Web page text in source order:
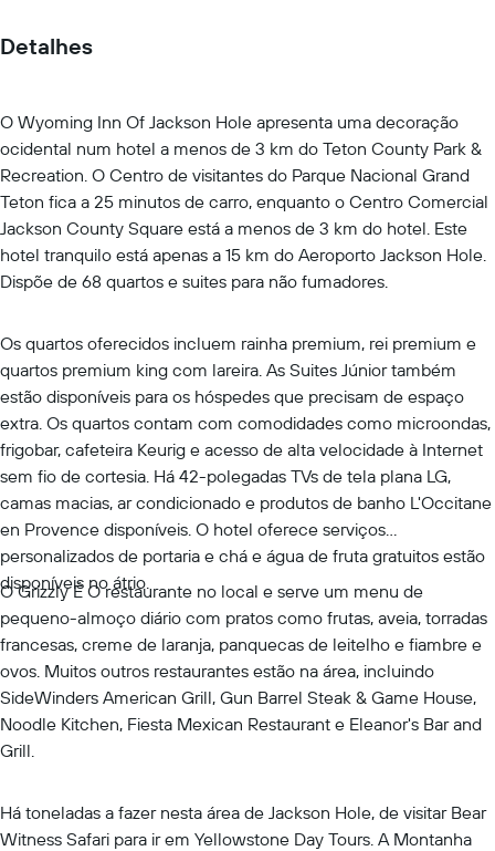
Detalhes
O Wyoming Inn Of Jackson Hole apresenta uma decoração
ocidental num hotel a menos de 3 km do Teton County Park &
Recreation. O Centro de visitantes do Parque Nacional Grand
Teton fica a 25 minutos de carro, enquanto o Centro Comercial
Jackson County Square está a menos de 3 km do hotel. Este
hotel tranquilo está apenas a 15 km do Aeroporto Jackson Hole.
Dispõe de 68 quartos e suites para não fumadores.
Os quartos oferecidos incluem rainha premium, rei premium e
quartos premium king com lareira. As Suites Júnior também
estão disponíveis para os hóspedes que precisam de espaço
extra. Os quartos contam com comodidades como microondas,
frigobar, cafeteira Keurig e acesso de alta velocidade à Internet
sem fio de cortesia. Há 42-polegadas TVs de tela plana LG,
camas macias, ar condicionado e produtos de banho L'Occitane
en Provence disponíveis. O hotel oferece serviços
personalizados de portaria e chá e água de fruta gratuitos estão
disponíveis no átrio.
O Grizzly É O restaurante no local e serve um menu de
pequeno-almoço diário com pratos como frutas, aveia, torradas
francesas, creme de laranja, panquecas de leitelho e fiambre e
ovos. Muitos outros restaurantes estão na área, incluindo
SideWinders American Grill, Gun Barrel Steak & Game House,
Noodle Kitchen, Fiesta Mexican Restaurant e Eleanor's Bar and
Grill.
Há toneladas a fazer nesta área de Jackson Hole, de visitar Bear
Witness Safari para ir em Yellowstone Day Tours. A Montanha